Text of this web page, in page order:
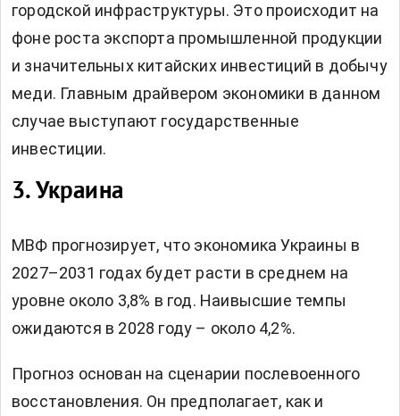
городской инфраструктуры. Это происходит на
фоне роста экспорта промышленной продукции
и значительных китайских инвестиций в добычу
меди. Главным драйвером экономики в данном
случае выступают государственные
инвестиции.
3. Украина
МВФ прогнозирует, что экономика Украины в
2027–2031 годах будет расти в среднем на
уровне около 3,8% в год. Наивысшие темпы
ожидаются в 2028 году – около 4,2%.
Прогноз основан на сценарии послевоенного
восстановления. Он предполагает, как и